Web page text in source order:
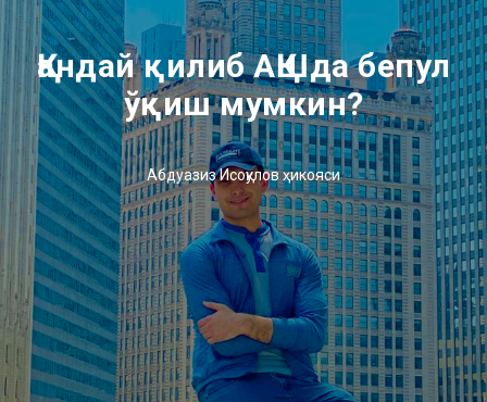
Қандай қилиб АҚШда бепул
ўқиш мумкин?
Абдуазиз Исоқулов ҳикояси